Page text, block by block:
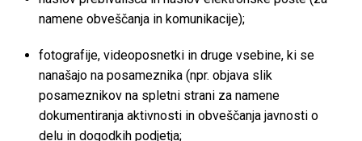
namene obveščanja in komunikacije);
fotografije, videoposnetki in druge vsebine, ki se
nanašajo na posameznika (npr. objava slik
posameznikov na spletni strani za namene
dokumentiranja aktivnosti in obveščanja javnosti o
delu in dogodkih podjetja;